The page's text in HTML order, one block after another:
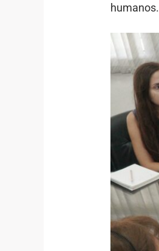
humanos.